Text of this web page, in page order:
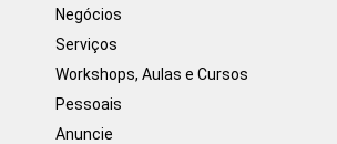
Negócios
Serviços
Workshops, Aulas e Cursos
Pessoais
Anuncie